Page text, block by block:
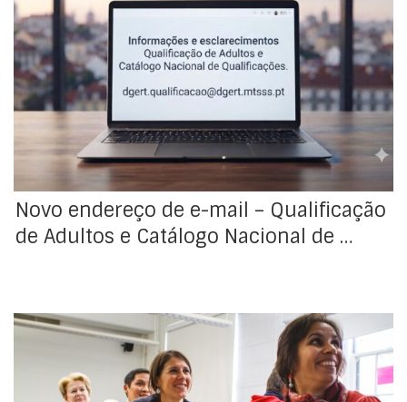
No enquadramento do alargamento de competências
da DGERT no Sistema Nacional de Qualificações (SNQ),
foi criado um endereço de e-mail para informações e
esclarecimentos às entidades do SNQ sobre: –
Formação de dupla certificação para adultos –
Reconhecimento, validação e certificação de
competências profissionais (RVCC profissional) –
Qualificações profissionais […]
Novo endereço de e-mail – Qualificação
de Adultos e Catálogo Nacional de …